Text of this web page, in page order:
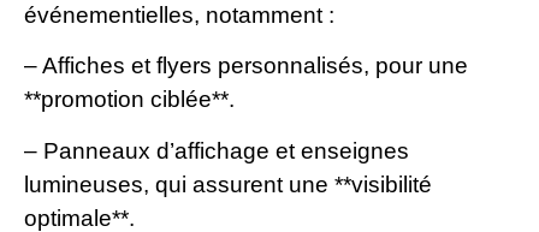
événementielles, notamment :
– Affiches et flyers personnalisés, pour une
**promotion ciblée**.
– Panneaux d’affichage et enseignes
lumineuses, qui assurent une **visibilité
optimale**.